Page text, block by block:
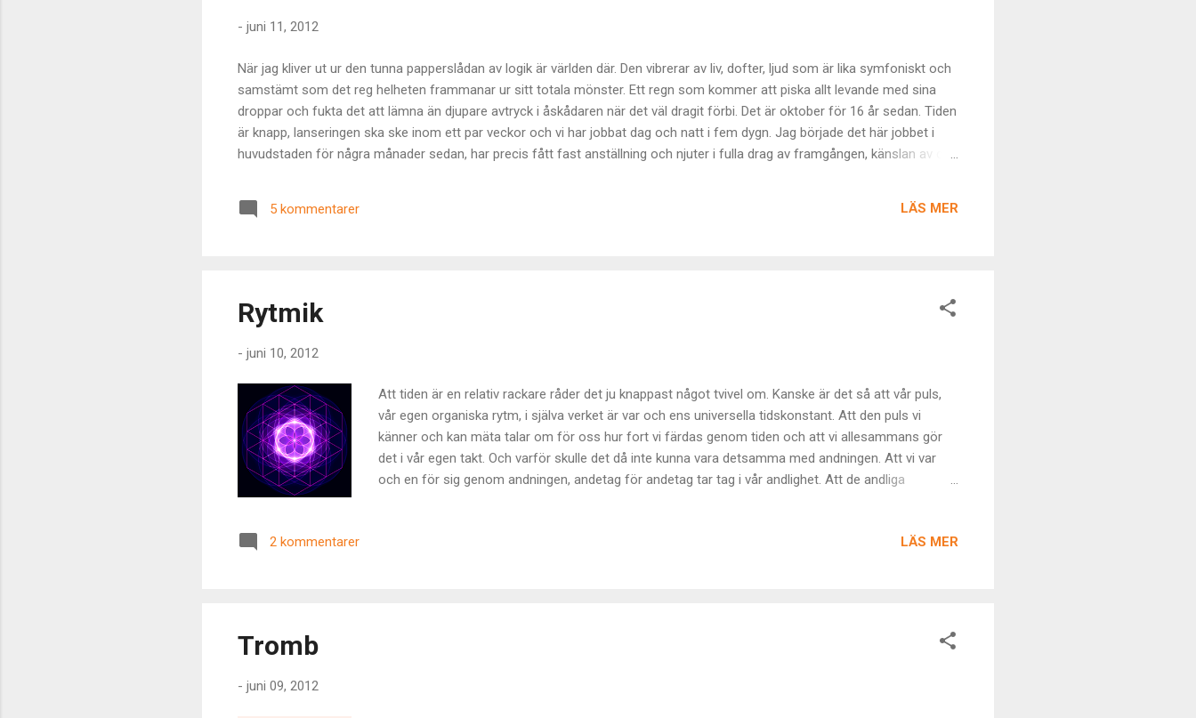
- juni 11, 2012
När jag kliver ut ur den tunna papperslådan av logik är världen där. Den vibrerar av liv, dofter, ljud som är lika symfoniskt och
samstämt som det reg helheten frammanar ur sitt totala mönster. Ett regn som kommer att piska allt levande med sina
droppar och fukta det att lämna än djupare avtryck i åskådaren när det väl dragit förbi. Det är oktober för 16 år sedan. Tiden
är knapp, lanseringen ska ske inom ett par veckor och vi har jobbat dag och natt i fem dygn. Jag började det här jobbet i
huvudstaden för några månader sedan, har precis fått fast anställning och njuter i fulla drag av framgången, känslan av den
papplådan är konstruerad mitt i livet. Logiken ligger i en rätlinjig men inte symmetriskt konstruerad låda mitt på ett
prunkande fält. I dess omvärld rör sig tusentals organismer av alla format och det liv de ger upphov till. Lådan finns där. En
5 kommentarer LÄS MER
Rytmik
- juni 10, 2012
Att tiden är en relativ rackare råder det ju knappast något tvivel om. Kanske är det så att vår puls,
vår egen organiska rytm, i själva verket är var och ens universella tidskonstant. Att den puls vi
känner och kan mäta talar om för oss hur fort vi färdas genom tiden och att vi allesammans gör
det i vår egen takt. Och varför skulle det då inte kunna vara detsamma med andningen. Att vi var
och en för sig genom andningen, andetag för andetag tar tag i vår andlighet. Att de andliga
och upplever här illustreras för oss med tidens hjälp men är ju samma sak hela tiden ändå –
2 kommentarer LÄS MER
Tromb
- juni 09, 2012